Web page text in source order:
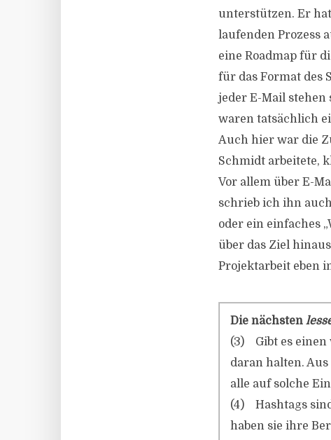
unterstützen. Er
laufenden Prozess
eine Roadmap für
für das Format des
jeder E-Mail stehen
waren tatsächlich
Auch hier war die
Schmidt arbeitete,
Vor allem über E-
schrieb ich ihn
oder ein einfaches
über das Ziel
Projektarbeit eben
Die nächsten
(3) Gibt es einen
daran halten.
alle auf solche
(4) Hashtags
haben sie ihre